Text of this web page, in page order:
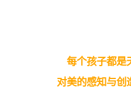
每个孩子都是
对美的感知与创